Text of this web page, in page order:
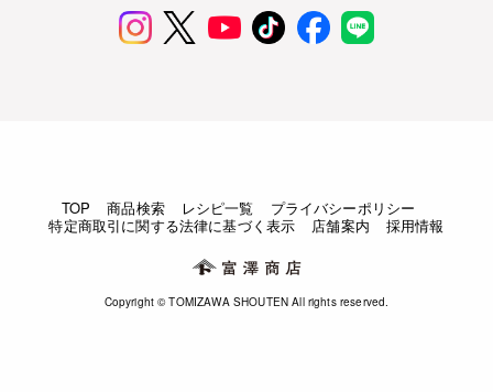
TOP 商品検索 レシピ一覧
プライバシーポリシー
特定商取引に関する法律に基づく表示
店舗案内 採用情報
Copyright © TOMIZAWA SHOUTEN All rights reserved.